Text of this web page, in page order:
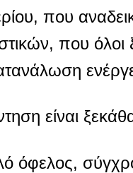
που
που
είναι
όφελος,